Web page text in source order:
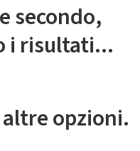
secondo,
i risultati...
opzioni.